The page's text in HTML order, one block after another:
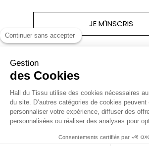
Continuer sans accepter
Gestion
des Cookies
Hall du Tissu utilise des cookies nécessaires
du site. D’autres catégories de cookies
personnaliser votre expérience, diffuser des
personnalisées ou réaliser des analyses pour
Consentements certifiés par
JE M'INSCRIS
Produits
Notre société